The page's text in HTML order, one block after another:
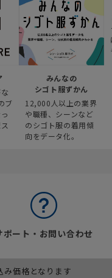
ブ
みんなの
シゴト服ずかん
12,000人以上の業界
や職種、シーンなど
のシゴト服の着用傾
向をデータ化。
ポート・お問い合わせ
み価格となります